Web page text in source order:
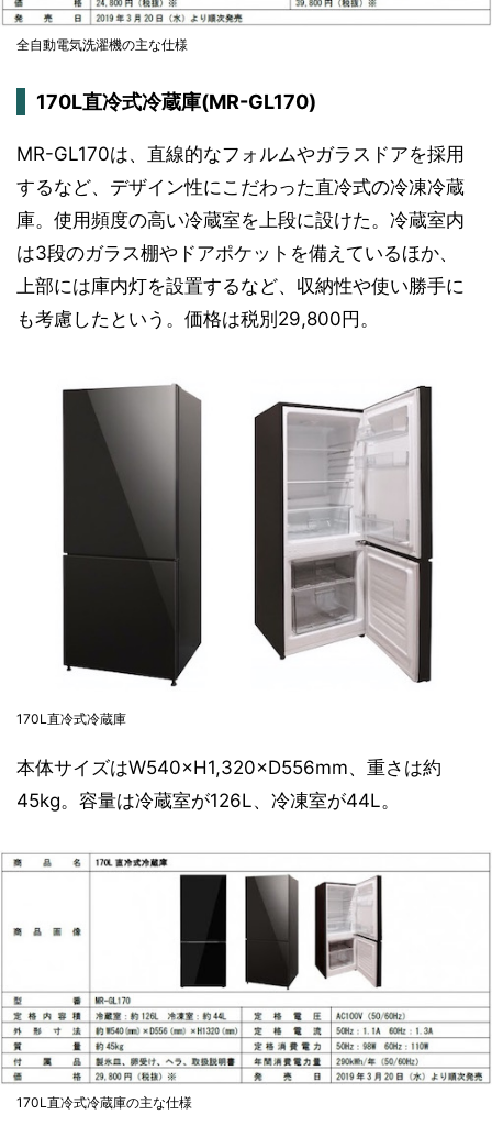
全自動電気洗濯機の主な仕様
170L直冷式冷蔵庫(MR-GL170)
MR-GL170は、直線的なフォルムやガラスドアを採用
するなど、デザイン性にこだわった直冷式の冷凍冷蔵
庫。使用頻度の高い冷蔵室を上段に設けた。冷蔵室内
は3段のガラス棚やドアポケットを備えているほか、
上部には庫内灯を設置するなど、収納性や使い勝手に
も考慮したという。価格は税別29,800円。
170L直冷式冷蔵庫
本体サイズはW540×H1,320×D556mm、重さは約
45kg。容量は冷蔵室が126L、冷凍室が44L。
170L直冷式冷蔵庫の主な仕様